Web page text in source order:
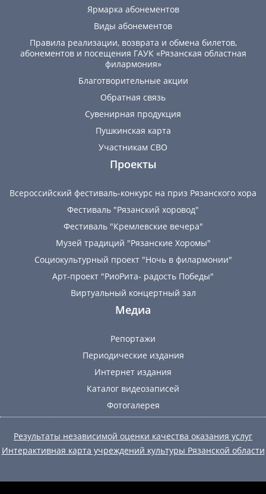
Ярмарка абонементов
Виды абонементов
Правила реализации, возврата и обмена билетов,
абонементов и посещения ГАУК «Рязанская областная
филармония»
Благотворительные акции
Обратная связь
Сувенирная продукция
Пушкинская карта
Участникам СВО
Проекты
Всероссийский фестиваль-конкурс на приз Рязанского хора
Фестиваль "Рязанский хоровод"
Фестиваль "Кремлевские вечера"
Музей традиций "Рязанские Хоромы"
Социокультурный проект "Ночь в филармонии"
Арт-проект "РиоРита- радость Победы"
Виртуальный концертный зал
Медиа
Репортажи
Периодические издания
Интернет издания
Каталог видеозаписей
Фотогалерея
Результаты независимой оценки качества оказания услуг
Интерактивная карта учреждений культуры Рязанской области